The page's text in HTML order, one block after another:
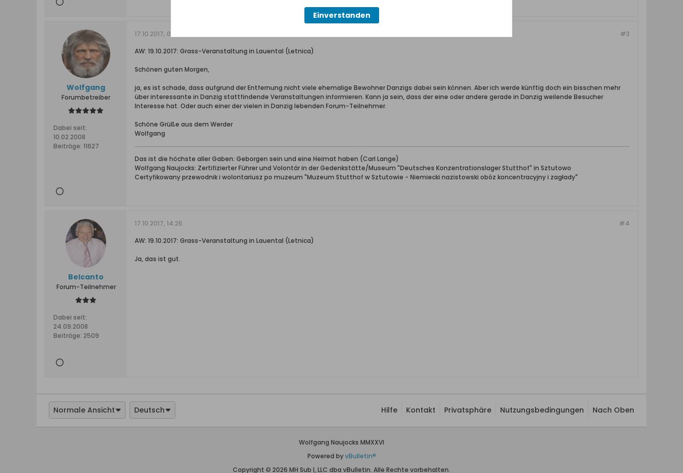
Wolfgang
Forumbetreiber
Dabei seit:
10.02.2008
Beiträge: 11627
#3
17.10.2017, 09:21
AW: 19.10.2017: Grass-Veranstaltung in Lauental (Letnica)
Schönen guten Morgen,
ja, es ist schade, dass aufgrund der Entfernung nicht viele ehemalige Bewohner Danzigs dabei sein können. Aber ich werde künftig doch ein bisschen mehr
über interessante in Danzig stattfindende Veranstaltungen informieren. Kann ja sein, dass der eine oder andere gerade in Danzig weilende Besucher
Interesse hat. Oder auch einer der vielen in Danzig lebenden Forum-Teilnehmer.
Schöne Grüße aus dem Werder
Wolfgang
Das ist die höchste aller Gaben: Geborgen sein und eine Heimat haben (Carl Lange)
Wolfgang Naujocks: Zertifizierter Führer und Volontär in der Gedenkstätte/Museum "Deutsches Konzentrationslager Stutthof" in Sztutowo
Certyfikowany przewodnik i wolontariusz po muzeum "Muzeum Stutthof w Sztutowie - Niemiecki nazistowski obóz koncentracyjny i zagłady"
Belcanto
Forum-Teilnehmer
Dabei seit:
24.09.2008
Beiträge: 2509
#4
17.10.2017, 14:26
AW: 19.10.2017: Grass-Veranstaltung in Lauental (Letnica)
Ja, das ist gut.
Normale Ansicht Deutsch Hilfe Kontakt Privatsphäre Nutzungsbedingungen Nach Oben
Wolfgang Naujocks MMXXVI
Powered byvBulletin®
Copyright © 2026 MH Sub I, LLC dba vBulletin. Alle Rechte vorbehalten.
Einverstanden